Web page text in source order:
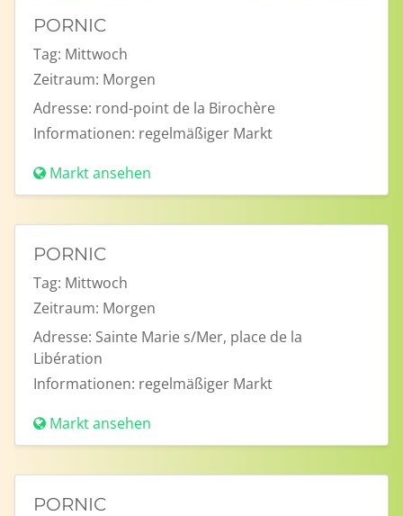
PORNIC
Tag: Mittwoch
Zeitraum: Morgen
Adresse: rond-point de la Birochère
Informationen: regelmäßiger Markt
Markt ansehen
PORNIC
Tag: Mittwoch
Zeitraum: Morgen
Adresse: Sainte Marie s/Mer, place de la
Libération
Informationen: regelmäßiger Markt
Markt ansehen
PORNIC